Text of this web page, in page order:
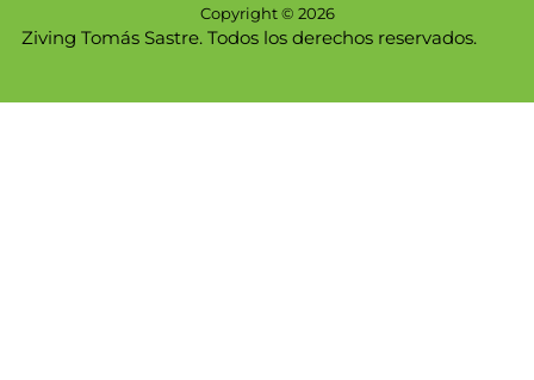
Copyright © 2026
Ziving Tomás Sastre. Todos los derechos reservados.